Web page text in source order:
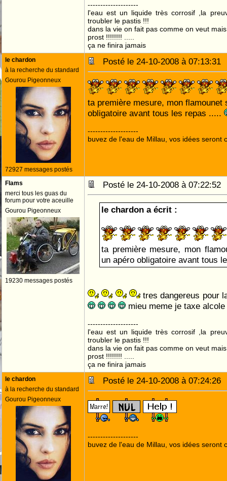
--------------------
l'eau est un liquide très corrosif ,la
troubler le pastis !!!
dans la vie on fait pas comme on veut
prost !!!!!!!! .....
ça ne finira jamais
le chardon
à la recherche du standard
Gourou Pigeonneux
72927 messages postés
Posté le 24-10-2008 à
ta première mesure, mon flamounet
obligatoire avant tous les repas .....
--------------------
buvez de l'eau de Millau, vos idées seront
Flams
merci tous les guas du
forum pour votre aceuille
Gourou Pigeonneux
19230 messages postés
Posté le 24-10-2008 à
le chardon a écrit :
ta première mesure, mon
un apéro obligatoire avant tous
tres dangereus pour
mieu meme je taxe
--------------------
l'eau est un liquide très corrosif ,la
troubler le pastis !!!
dans la vie on fait pas comme on veut
prost !!!!!!!! .....
ça ne finira jamais
le chardon
à la recherche du standard
Gourou Pigeonneux
Posté le 24-10-2008 à
--------------------
buvez de l'eau de Millau, vos idées seront